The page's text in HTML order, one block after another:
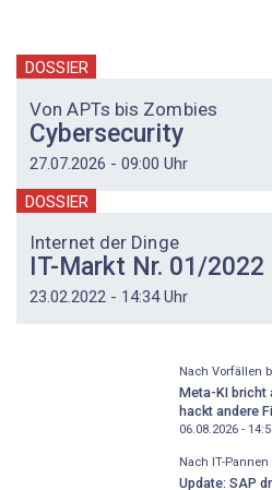
DOSSIER
Von APTs bis Zombies
Cybersecurity
27.07.2026 - 09:00 Uhr
DOSSIER
Internet der Dinge
IT-Markt Nr. 01/2022
23.02.2022 - 14:34 Uhr
Nach Vorfällen
Meta-KI bricht
hackt andere
06.08.2026 -
Nach IT-
Update: SAP